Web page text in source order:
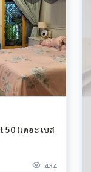
50 (เดอะ เบส
434